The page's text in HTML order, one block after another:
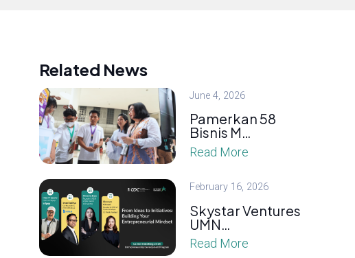
Related News
June 4, 2026
Pamerkan 58
Bisnis M…
Read More
February 16, 2026
Skystar Ventures
UMN…
Read More